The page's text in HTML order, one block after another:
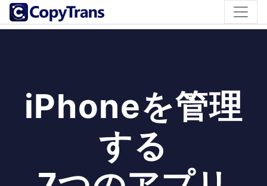
iPhoneを管理
する